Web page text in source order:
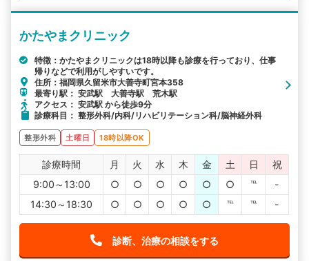
かたやまクリニック
特徴：かたやまクリニックは18時以降も診療を行っており、仕事
帰りなどで利用がしやすいです。
住所：福岡県久留米市大善寺町宮本358
最寄り駅： 安武駅 大善寺駅 荒木駅
アクセス： 安武駅 から徒歩9分
診療科目： 整形外科/内科/リハビリテーション科/脳神経外科
整形外科 土曜日 18時以降OK
診療時間 月 火 水 木 金 土 日
祝
9:00～13:00
○ ○ ○ ○ ○ ○ ℡
-
14:30～18:30
○ ○ ○ ○ ○ ℡ ℡ -
診断、治療の相談をする